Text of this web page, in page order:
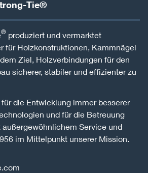
Tie®
® produziert und vermarktet
für Holzkonstruktionen, Kammnägel
Ziel, Holzverbindungen für den
sicherer, stabiler und effizienter zu
die Entwicklung immer besserer
und für die Betreuung
außergewöhnlichem Service und
im Mittelpunkt unserer Mission.